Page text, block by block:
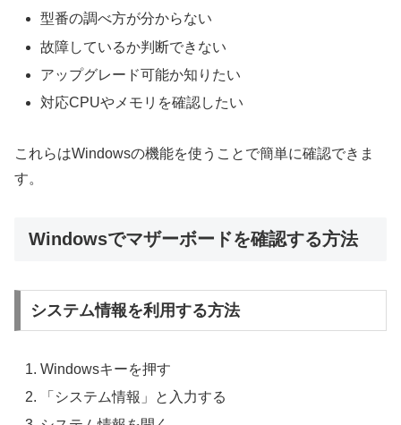
型番の調べ方が分からない
故障しているか判断できない
アップグレード可能か知りたい
対応CPUやメモリを確認したい
これらはWindowsの機能を使うことで簡単に確認できま
す。
Windowsでマザーボードを確認する方法
システム情報を利用する方法
Windowsキーを押す
「システム情報」と入力する